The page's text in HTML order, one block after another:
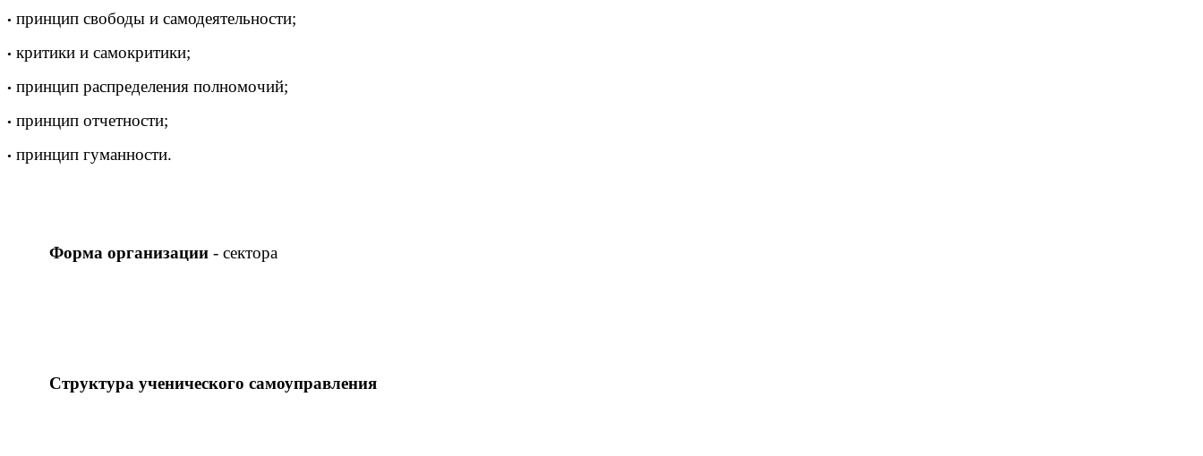
• принцип свободы и самодеятельности;
• критики и самокритики;
• принцип распределения полномочий;
• принцип отчетности;
• принцип гуманности.
Форма организации - сектора
Структура ученического самоуправления